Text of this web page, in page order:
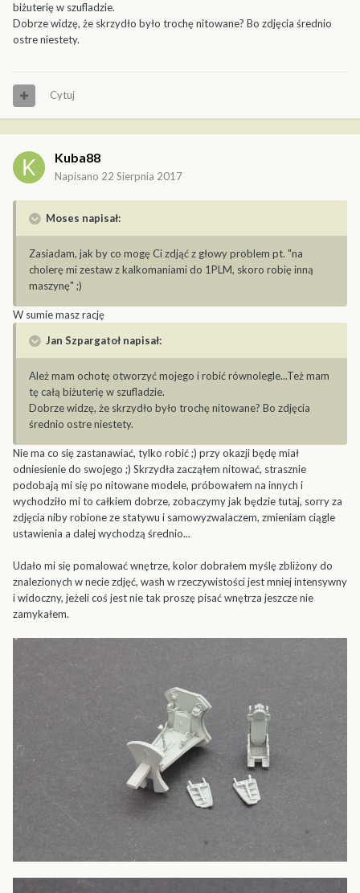
biżuterię w szufladzie.
Dobrze widzę, że skrzydło było trochę nitowane? Bo zdjęcia średnio
ostre niestety.
Cytuj
Kuba88
Napisano 22 Sierpnia 2017
Moses napisał:
Zasiadam, jak by co mogę Ci zdjąć z głowy problem pt. "na
cholerę mi zestaw z kalkomaniami do 1PLM, skoro robię inną
maszynę" ;)
W sumie masz rację
Jan Szpargatoł napisał:
Ależ mam ochotę otworzyć mojego i robić równolegle...Też mam
tę całą biżuterię w szufladzie.
Dobrze widzę, że skrzydło było trochę nitowane? Bo zdjęcia
średnio ostre niestety.
Nie ma co się zastanawiać, tylko robić ;) przy okazji będę miał
odniesienie do swojego ;) Skrzydła zacząłem nitować, strasznie
podobają mi się po nitowane modele, próbowałem na innych i
wychodziło mi to całkiem dobrze, zobaczymy jak będzie tutaj, sorry za
zdjęcia niby robione ze statywu i samowyzwalaczem, zmieniam ciągle
ustawienia a dalej wychodzą średnio...
Udało mi się pomalować wnętrze, kolor dobrałem myślę zbliżony do
znalezionych w necie zdjęć, wash w rzeczywistości jest mniej intensywny
i widoczny, jeżeli coś jest nie tak proszę pisać wnętrza jeszcze nie
zamykałem.